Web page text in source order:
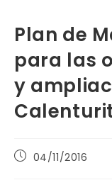
Plan de
para las
y
Publicación
04/11/2016